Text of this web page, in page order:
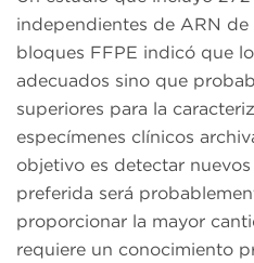
independientes de ARN
bloques FFPE indicó que
adecuados sino que
superiores para la
especímenes clínicos
objetivo es detectar
preferida será
proporcionar la mayor
requiere un conocimiento